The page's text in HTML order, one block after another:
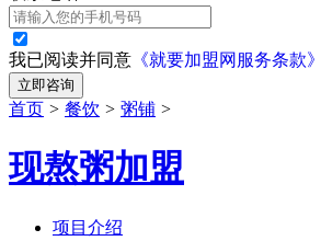
我已阅读并同意 《就要加盟网服务条款》
立即咨询
首页 > 餐饮 > 粥铺 >
现熬粥加盟
项目介绍